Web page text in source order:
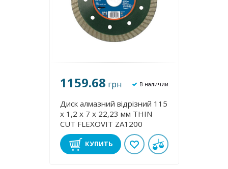
1159.68 грн В наличии
Диск алмазний відрізний 115
х 1,2 х 7 х 22,23 мм THІN
CUT FLEXOVІT ZA1200
КУПИТЬ